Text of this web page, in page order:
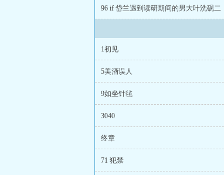
96 if 岱兰遇到读研期间的男大叶洗砚二
1初见
5美酒误人
9如坐针毡
3040
终章
71 犯禁